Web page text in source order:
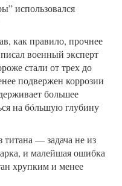
использовался
как правило, прочнее
военный эксперт
стали от трех до
подвержен коррозии
большее
на бóльшую глубину
титана — задача не из
и малейшая ошибка
хрупким и менее